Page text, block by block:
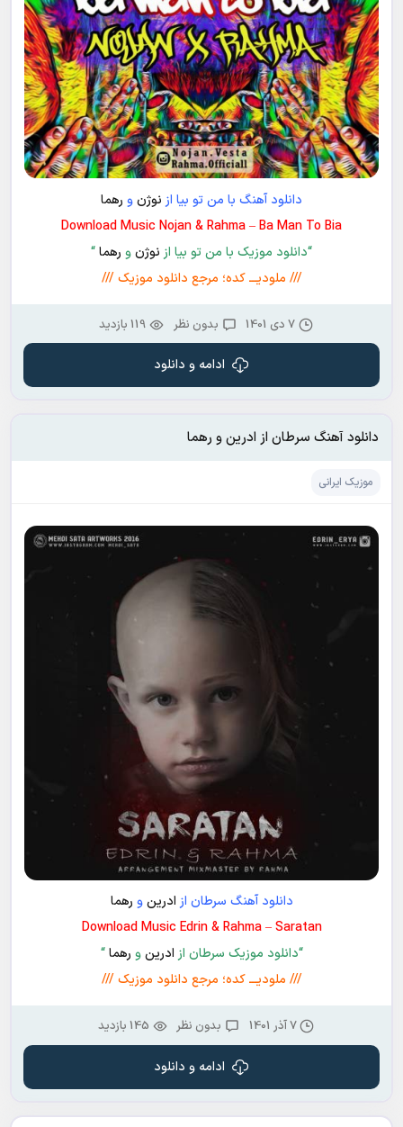
دانلود آهنگ با من تو بیا از نوژنو رهما
Download Music Nojan & Rahma – Ba Man To Bia
“دانلود موزیک با من تو بیا از نوژنو رهما“
/// ملودیـــ کده؛ مرجع دانلود موزیک ///
7 دی 1401 بدون نظر 119 بازدید
ادامه و دانلود
دانلود آهنگ سرطان از ادرین و رهما
موزیک ایرانی
دانلود آهنگ سرطان ازادرینو رهما
Download Music Edrin & Rahma – Saratan
“دانلود موزیک سرطان ازادرینو رهما“
/// ملودیـــ کده؛ مرجع دانلود موزیک ///
7 آذر 1401 بدون نظر 145 بازدید
ادامه و دانلود